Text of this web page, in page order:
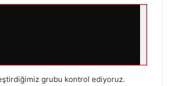
grubu kontrol ediyoruz.